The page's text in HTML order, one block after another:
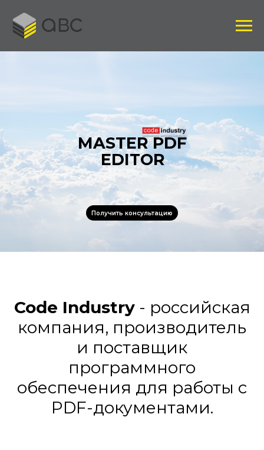
MASTER PDF
EDITOR
Получить консультацию
Code Industry- российская
компания, производитель
и поставщик
программного
обеспечения для работы с
PDF-документами.